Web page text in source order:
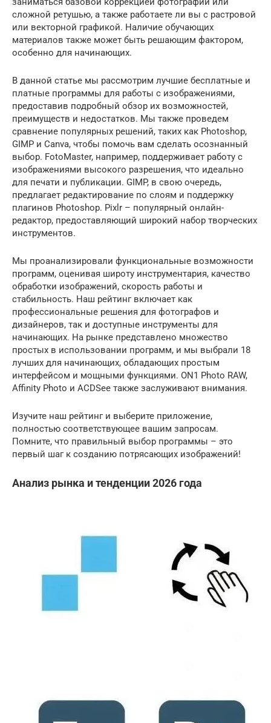
сложной ретушью, а также работаете ли вы с растровой
или векторной графикой. Наличие обучающих
материалов также может быть решающим фактором,
особенно для начинающих.
В данной статье мы рассмотрим лучшие бесплатные и
платные программы для работы с изображениями,
предоставив подробный обзор их возможностей,
преимуществ и недостатков. Мы также проведем
сравнение популярных решений, таких как Photoshop,
GIMP и Canva, чтобы помочь вам сделать осознанный
выбор. FotoMaster, например, поддерживает работу с
изображениями высокого разрешения, что идеально
для печати и публикации. GIMP, в свою очередь,
предлагает редактирование по слоям и поддержку
плагинов Photoshop. Pixlr – популярный онлайн-
редактор, предоставляющий широкий набор творческих
инструментов.
Мы проанализировали функциональные возможности
программ, оценивая широту инструментария, качество
обработки изображений, скорость работы и
стабильность. Наш рейтинг включает как
профессиональные решения для фотографов и
дизайнеров, так и доступные инструменты для
начинающих. На рынке представлено множество
простых в использовании программ, и мы выбрали 18
лучших для начинающих, обладающих простым
интерфейсом и мощными функциями. ON1 Photo RAW,
Affinity Photo и ACDSee также заслуживают внимания.
Изучите наш рейтинг и выберите приложение,
полностью соответствующее вашим запросам.
Помните, что правильный выбор программы – это
первый шаг к созданию потрясающих изображений!
Анализ рынка и тенденции 2026 года